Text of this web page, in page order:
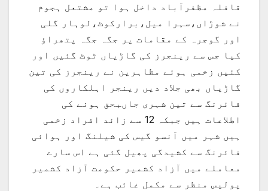
قافلہ مظفرآباد داخل ہوا تو مشتعل ہجوم
نے شوڑاں،سہرا میل،برارکوٹ،لوہار گلی
اور گوجرہ کے مقامات پر جگہ جگہ پتھراؤ
کیا جس سے رینجرز کی گاڑیاں ٹوٹ گئیں اور
کئیں زخمی ہوئے مظاہرین نے رینجرز کی تین
گاڑیاں بھی جلاد دیں رینجر اہلکاروں کی
فائرنگ سے تین شہری جاںبحق ہونے کی
اطلاعات ہیں جبکہ 12 سے زائد افراد زخمی
ہیں شہر میں آنسو گیس کی شیلنگ اور ہوائی
فائرنگ سے کشیدگی پھیل گئی ہے اس سارے
معاملے میں آزاد کشمیر حکومت آزاد کشمیر
پولیس منظر سے مکمل غائب ہے۔